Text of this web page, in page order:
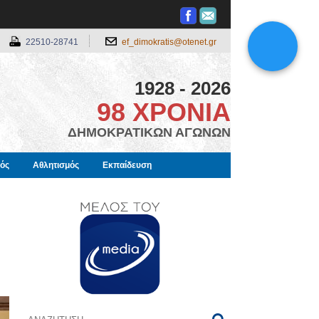
22510-28741 ef_dimokratis@otenet.gr
1928 - 2026
98 ΧΡΟΝΙΑ
ΔΗΜΟΚΡΑΤΙΚΩΝ ΑΓΩΝΩΝ
Αθλητισμός Εκπαίδευση